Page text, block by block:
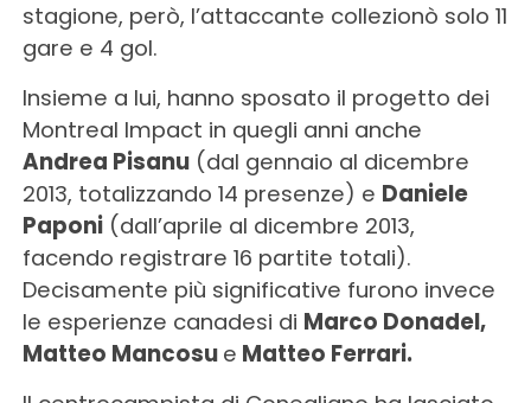
stagione, però, l’attaccante collezionò solo 11
gare e 4 gol.
Insieme a lui, hanno sposato il progetto dei
Montreal Impact in quegli anni anche
Andrea Pisanu(dal gennaio al dicembre
2013, totalizzando 14 presenze) e Daniele
Paponi(dall’aprile al dicembre 2013,
facendo registrare 16 partite totali).
Decisamente più significative furono invece
le esperienze canadesi di Marco Donadel,
Matteo Mancosu e Matteo Ferrari.